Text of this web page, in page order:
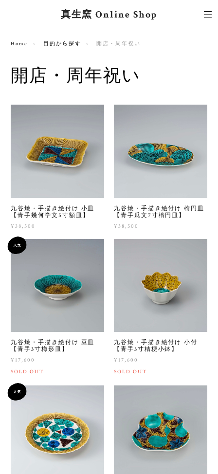
真生窯 Online Shop
Home 目的から探す 開店・周年祝い
開店・周年祝い
九谷焼・手描き絵付け 小皿
【青手幾何学文5寸額皿】
¥38,500
九谷焼・手描き絵付け 楕円皿
【青手瓜文7寸楕円皿】
¥38,500
九谷焼・手描き絵付け 豆皿
【青手3寸梅形皿】
¥17,600
SOLD OUT
九谷焼・手描き絵付け 小付
【青手3寸桔梗小鉢】
¥17,600
SOLD OUT